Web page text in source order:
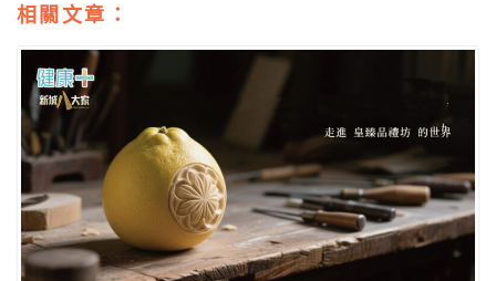
相關文章：